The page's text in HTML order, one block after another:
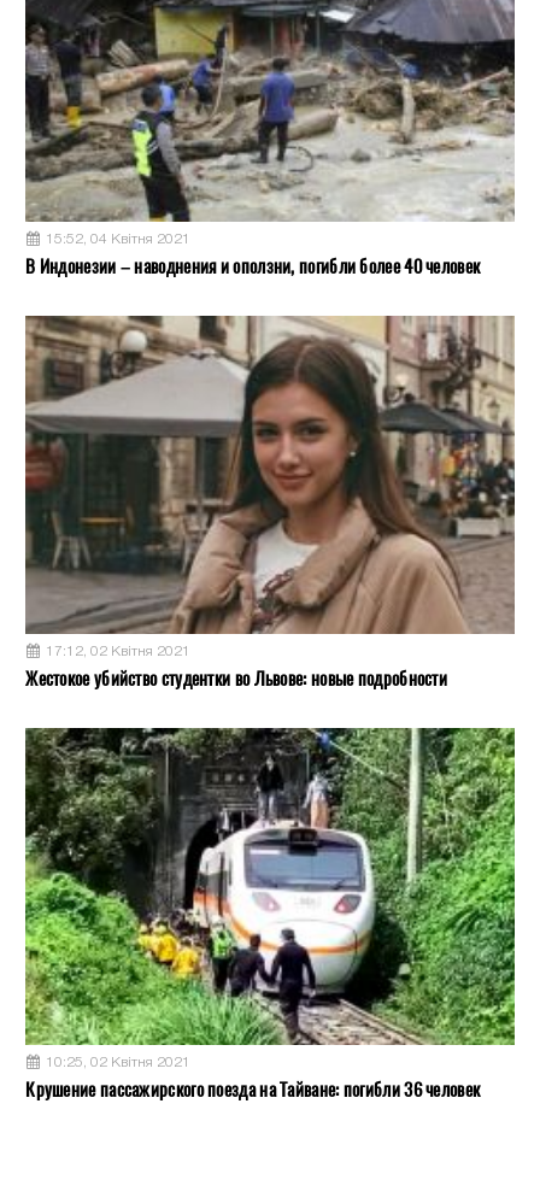
15:52, 04 Квітня 2021
В Индонезии – наводнения и оползни, погибли более 40 человек
17:12, 02 Квітня 2021
Жестокое убийство студентки во Львове: новые подробности
10:25, 02 Квітня 2021
Крушение пассажирского поезда на Тайване: погибли 36 человек